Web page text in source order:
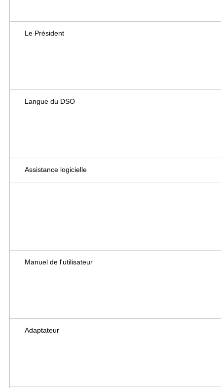
Le Président
Langue du DSO
Assistance logicielle
Manuel de l'utilisateur
Adaptateur